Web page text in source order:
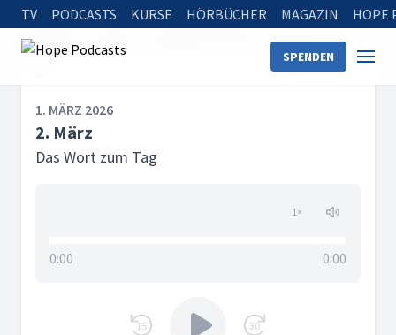
TV PODCASTS KURSE HÖRBÜCHER MAGAZIN HOPE
SPENDEN
Startseite 2. März
1. MÄRZ 2026
2. März
Das Wort zum Tag
1×
0:00 0:00
15 30